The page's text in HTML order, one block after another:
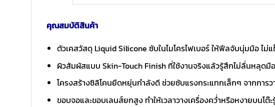
คุณสมบัติสินค้า
ตัวเคสวัสดุ Liquid Silicone ซับในไมโครไฟเบอร์ ให้ฟีลจับนุ่มมือ ไ
ผิวสัมผัสแบบ Skin-Touch Finish ที่ใช้งานจริงแล้วรู้สึกไม่ลื่นหลุด
โครงสร้างซิลิโคนยืดหยุ่นกำลังดี ช่วยซับแรงกระแทกเล็กๆ จากการว
ขอบจอและขอบเลนส์ยกสูง ทำให้เวลาวางเครื่องคว่ำหรือหงายบนโ